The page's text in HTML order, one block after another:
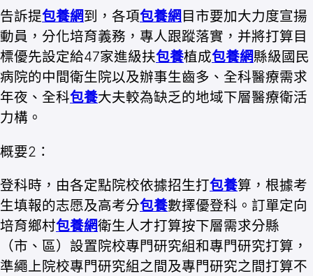
告訴提包養網到，各項包養網 目市要加大力度宣揚
動員，分化培育義務，專人跟蹤落實，并將打算目
標優先設定給47家進級扶包養植成包養網縣級國民
病院的中間衛生院以及辦事生齒多、全科醫療需求
年夜、全科包養大夫較為缺乏的地域下層醫療衛活
力構。
概要2：
登科時，由各定點院校依據招生打包養算，根據考
生填報的志愿及高考分包養數擇優登科。訂單定向
培育鄉村包養網衛生人才打算按下層需求分縣
（市、區）設置院校專門研究組和專門研究打算，
準繩上院校專門研究組之間及專門研究之間打算不